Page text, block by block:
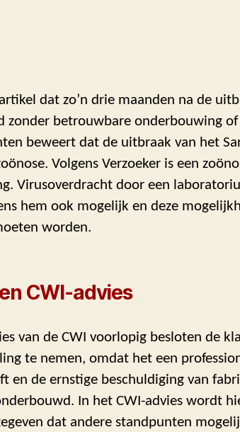
dat zo’n drie maanden na de
zonder betrouwbare onderbouwing of
beweert dat de uitbraak van het
Volgens Verzoeker is een
Virusoverdracht door een
hem ook mogelijk en deze
worden.
CWI-advies
van de CWI voorlopig besloten de
te nemen, omdat het een
en de ernstige beschuldiging van
In het CWI-advies wordt
dat andere standpunten